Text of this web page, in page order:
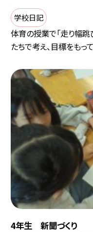
学校日記
体育の授業で「走り幅跳
たちで考え、目標をもっ
4年生 新聞づくり